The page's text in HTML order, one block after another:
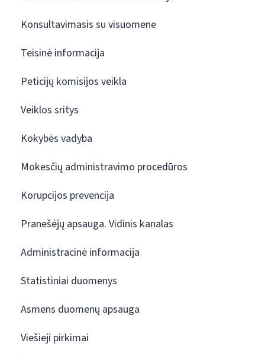
Konsultavimasis su visuomene
Teisinė informacija
Peticijų komisijos veikla
Veiklos sritys
Kokybės vadyba
Mokesčių administravimo procedūros
Korupcijos prevencija
Pranešėjų apsauga. Vidinis kanalas
Administracinė informacija
Statistiniai duomenys
Asmens duomenų apsauga
Viešieji pirkimai